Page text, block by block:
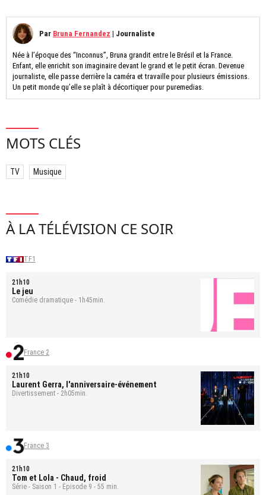
Par Bruna Fernandez | Journaliste
Née à l’époque des “Inconnus”, Bruna grandit entre le Brésil et la France.
Enfant, elle enrichit son imaginaire devant le grand et le petit écran. Devenue
journaliste, elle passe derrière la caméra et travaille pour plusieurs émissions.
Un petit monde qu’elle se plaît à décortiquer pour puremedias.
MOTS CLÉS
TV Musique
À LA TÉLÉVISION CE SOIR
TF1
21h10
Le jeu
Comédie dramatique - 1h45min.
France 2
21h10
Laurent Gerra, l'anniversaire-événement
Divertissement - 2h05min.
France 3
21h10
Tom et Lola - Chaud, froid
Série - Saison 1 - Épisode 9 - 55 min.